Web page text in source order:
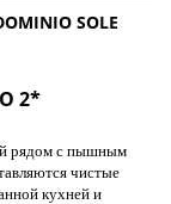
SOLE
2*
рядом с пышным
чистые
кухней и